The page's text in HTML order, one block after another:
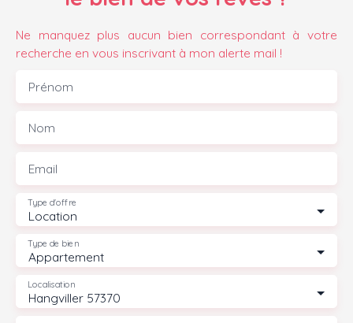
Ne manquez plus aucun bien correspondant à votre
recherche en vous inscrivant à mon alerte mail !
Prénom
Nom
Email
Location
Type d'offre
Appartement
Type de bien
Hangviller 57370
Localisation